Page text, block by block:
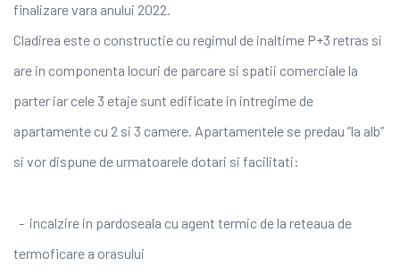
finalizare vara anului 2022.
Cladirea este o constructie cu regimul de inaltime P+3 retras si
are in componenta locuri de parcare si spatii comerciale la
parter iar cele 3 etaje sunt edificate in intregime de
apartamente cu 2 si 3 camere. Apartamentele se predau ”la alb”
si vor dispune de urmatoarele dotari si facilitati:
- incalzire in pardoseala cu agent termic de la reteaua de
termoficare a orasului